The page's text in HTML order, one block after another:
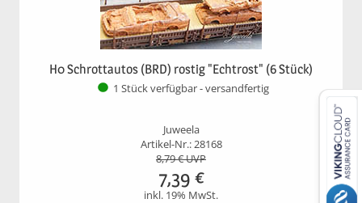
H0 Schrottautos (BRD) rostig "Echtrost" (6 Stück)
1 Stück verfügbar - versandfertig
Juweela
Artikel-Nr.: 28168
8,79€ UVP
7,39 €
inkl. 19% MwSt.